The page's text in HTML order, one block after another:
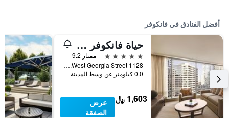
أفضل الفنادق في فانكوفر
حياة فانكوفر داون تاون ألبيرني
5 نجوم
ممتاز 9.2
1128 West Georgia Street, فانكوفر, BC, كندا
0.0 كيلومتر عن وسط المدينة
1,603 ﷼
عرض
الصفقة